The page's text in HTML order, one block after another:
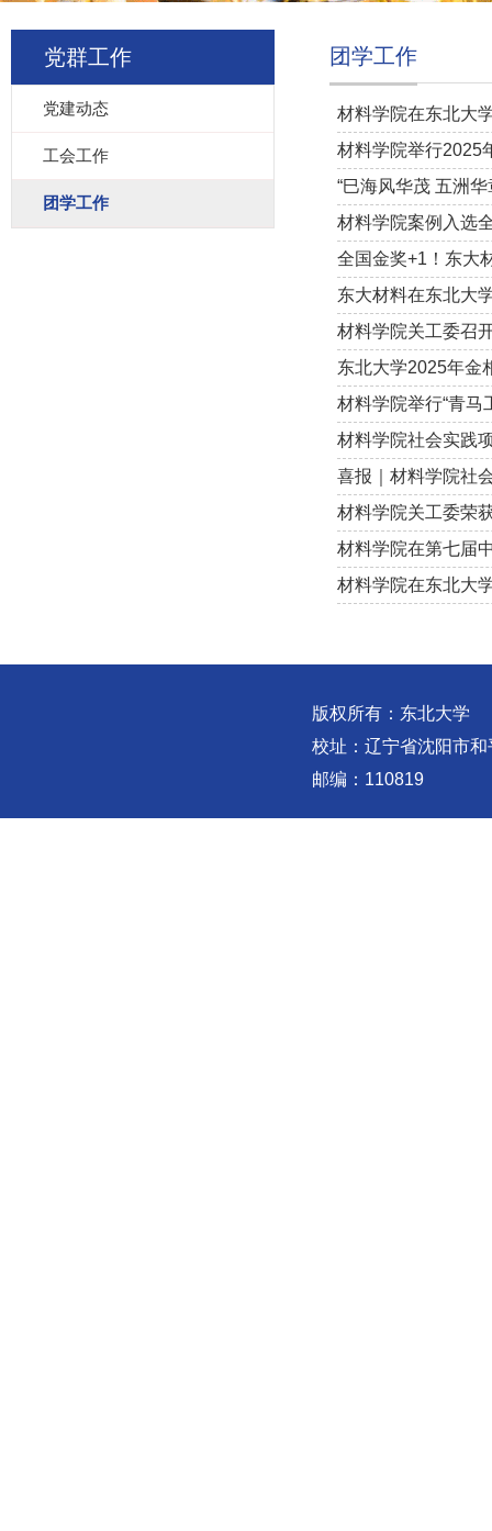
党群工作
党建动态
工会工作
团学工作
团学工作
材料学院在东北大
材料学院举行2025
“巳海风华茂 五洲
材料学院案例入选
全国金奖+1！东大
东大材料在东北大
材料学院关工委召
东北大学2025年金
材料学院举行“青马
材料学院社会实践
喜报｜材料学院社
材料学院关工委荣
材料学院在第七届
材料学院在东北大
版权所有：东北大学
校址：辽宁省沈阳市
邮编：110819